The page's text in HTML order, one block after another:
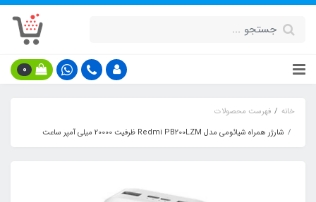
0
خانه
فهرست محصولات
شارژر همراه شیائومی مدل Redmi PB200LZM ظرفیت 20000 میلی آمپر ساعت